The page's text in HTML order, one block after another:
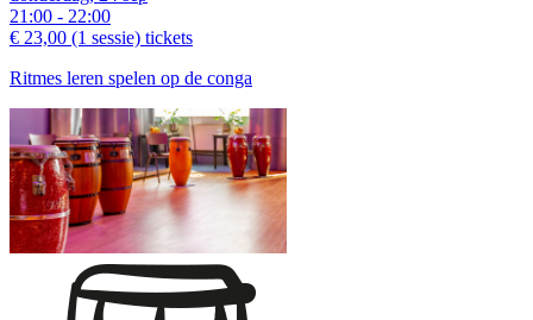
21:00 - 22:00
€ 23,00 (1 sessie) tickets
Ritmes leren spelen op de conga